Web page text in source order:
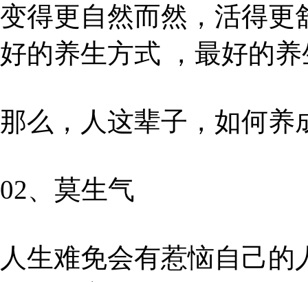
变得更自然而然，活得更
好的养生方式 ，最好的
那么，人这辈子，如何养
02、莫生气
人生难免会有惹恼自己